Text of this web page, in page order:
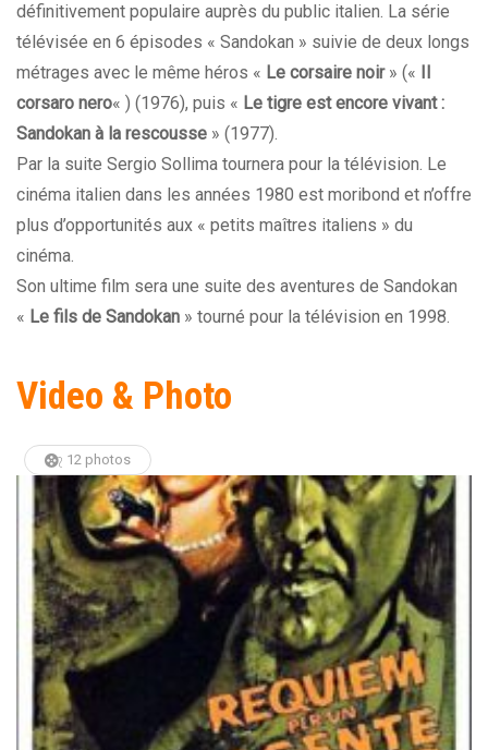
définitivement populaire auprès du public italien. La série
télévisée en 6 épisodes « Sandokan » suivie de deux longs
métrages avec le même héros « Le corsaire noir» («
corsaro nero« ) (1976), puis « Le tigre est encore vivant :
Sandokan à la rescousse » (1977).
Par la suite Sergio Sollima tournera pour la télévision. Le
cinéma italien dans les années 1980 est moribond et n’offre
plus d’opportunités aux « petits maîtres italiens » du
cinéma.
Son ultime film sera une suite des aventures de Sandokan
« Le fils de Sandokan » tourné pour la télévision en 1998.
Video & Photo
12 photos